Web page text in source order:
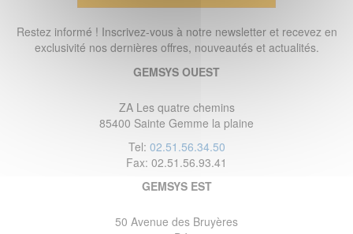
Restez informé ! Inscrivez-vous à notre newsletter et recevez en
exclusivité nos dernières offres, nouveautés et actualités.
GEMSYS OUEST
ZA Les quatre chemins
85400 Sainte Gemme la plaine
Tel: 02.51.56.34.50
Fax: 02.51.56.93.41
GEMSYS EST
50 Avenue des Bruyères